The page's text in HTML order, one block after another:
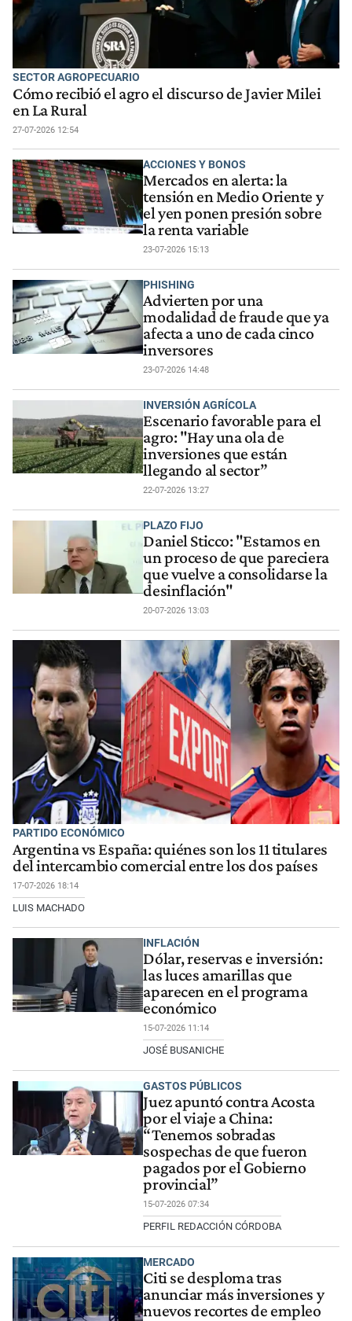
SECTOR AGROPECUARIO
Cómo recibió el agro el discurso de Javier Milei
en La Rural
27-07-2026 12:54
ACCIONES Y BONOS
Mercados en alerta: la
tensión en Medio Oriente y
el yen ponen presión sobre
la renta variable
23-07-2026 15:13
PHISHING
Advierten por una
modalidad de fraude que ya
afecta a uno de cada cinco
inversores
23-07-2026 14:48
INVERSIÓN AGRÍCOLA
Escenario favorable para el
agro: "Hay una ola de
inversiones que están
llegando al sector”
22-07-2026 13:27
PLAZO FIJO
Daniel Sticco: "Estamos en
un proceso de que pareciera
que vuelve a consolidarse la
desinflación"
20-07-2026 13:03
PARTIDO ECONÓMICO
Argentina vs España: quiénes son los 11 titulares
del intercambio comercial entre los dos países
17-07-2026 18:14
LUIS MACHADO
INFLACIÓN
Dólar, reservas e inversión:
las luces amarillas que
aparecen en el programa
económico
15-07-2026 11:14
JOSÉ BUSANICHE
GASTOS PÚBLICOS
Juez apuntó contra Acosta
por el viaje a China:
“Tenemos sobradas
sospechas de que fueron
pagados por el Gobierno
provincial”
15-07-2026 07:34
PERFIL REDACCIÓN CÓRDOBA
MERCADO
Citi se desploma tras
anunciar más inversiones y
nuevos recortes de empleo